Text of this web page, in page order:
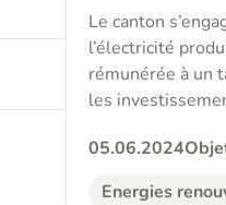
Le canton
l’électricité
rémunérée à un
les
05.06.2024
Energies